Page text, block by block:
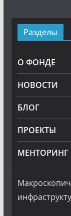
Разделы
О ФОНДЕ
НОВОСТИ
БЛОГ
ПРОЕКТЫ
МЕНТОРИНГ